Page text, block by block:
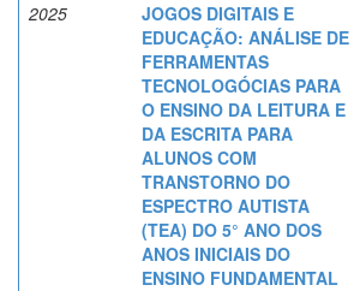
2025
JOGOS DIGITAIS E
EDUCAÇÃO: ANÁLISE DE
FERRAMENTAS
TECNOLOGÓCIAS PARA
O ENSINO DA LEITURA E
DA ESCRITA PARA
ALUNOS COM
TRANSTORNO DO
ESPECTRO AUTISTA
(TEA) DO 5° ANO DOS
ANOS INICIAIS DO
ENSINO FUNDAMENTAL